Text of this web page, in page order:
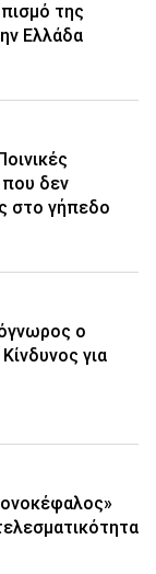
της
Ελλάδα
που δεν
στο γήπεδο
ο
για